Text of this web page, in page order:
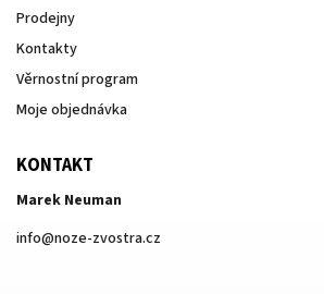
Prodejny
Kontakty
Věrnostní program
Moje objednávka
KONTAKT
Marek Neuman
info@noze-zvostra.cz